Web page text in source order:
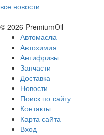
все новости
© 2026 PremiumOil
Автомасла
Автохимия
Антифризы
Запчасти
Доставка
Новости
Поиск по сайту
Контакты
Карта сайта
Вход